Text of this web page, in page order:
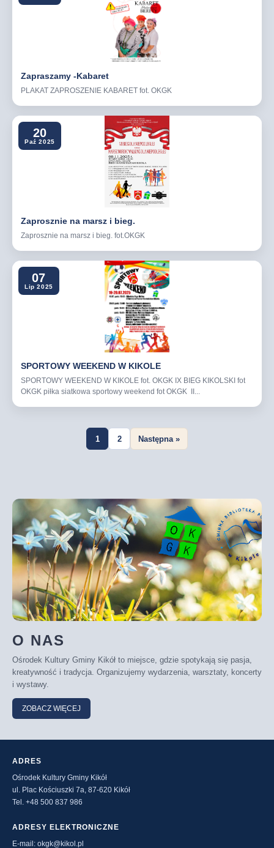
Zapraszamy -Kabaret
PLAKAT ZAPROSZENIE KABARET fot. OKGK
20
Paź 2025
Zaprosznie na marsz i bieg.
Zaprosznie na marsz i bieg. fot.OKGK
07
Lip 2025
SPORTOWY WEEKEND W KIKOLE
SPORTOWY WEEKEND W KIKOLE fot. OKGK IX BIEG KIKOLSKI fot
OKGK piłka siatkowa sportowy weekend fot OKGK II...
1 2 Następna »
O NAS
Ośrodek Kultury Gminy Kikół to miejsce, gdzie spotykają się pasja,
kreatywność i tradycja. Organizujemy wydarzenia, warsztaty, koncerty
i wystawy.
ZOBACZ WIĘCEJ
ADRES
Ośrodek Kultury Gminy Kikół
ul. Plac Kościuszki 7a, 87-620 Kikół
Tel. +48 500 837 986
ADRESY ELEKTRONICZNE
E-mail: okgk@kikol.pl